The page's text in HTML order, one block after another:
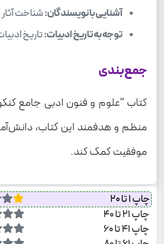
آشنایی با نویسندگان:شناخت
توجه به تاریخ ادبیات:تاریخ
جمع‌بندی
کتاب "علوم و فنون ادبی جامع
منظم و هدفمند این کتاب،
موفقیت کمک کند.
چاپ 1 تا 20
چاپ 21 تا 40
چاپ 41 تا 60